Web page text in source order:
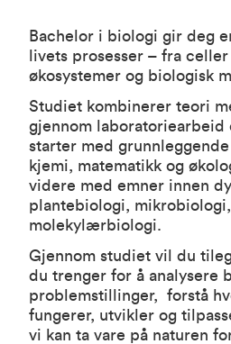
Bachelor i biologi gir deg
livets prosesser – fra
økosystemer og biologisk
Studiet kombinerer teori
gjennom laboratoriearbeid
starter med
kjemi, matematikk og
videre med emner innen
plantebiologi,
molekylærbiologi.
Gjennom studiet vil du
du trenger for å analysere
problemstillinger, forstå
fungerer, utvikler og
vi kan ta vare på naturen